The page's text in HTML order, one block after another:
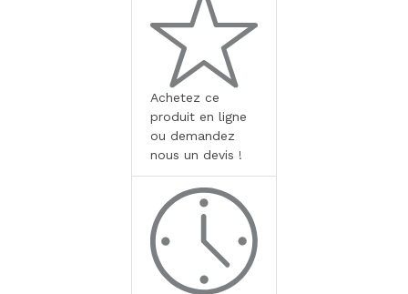
Achetez ce
produit en ligne
ou demandez
nous un devis !